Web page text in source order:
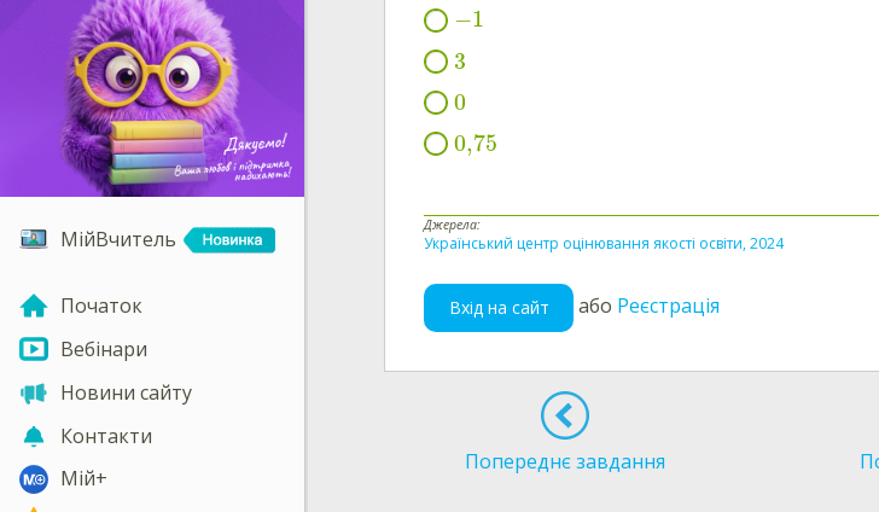
МійВчитель
Початок
Вебінари
Новини сайту
Контакти
Мій+
−1
3
0
0,75
Джерела:
Український центр оцінювання якості освіти, 2024
Вхід на сайт або Реєстрація
Попереднє завдання